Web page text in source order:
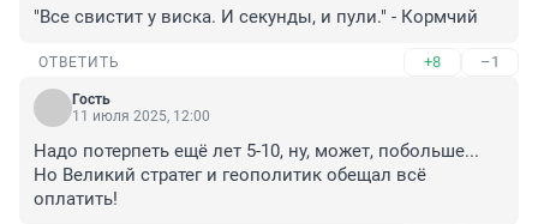
"Все свистит у виска. И секунды, и пули." - Кормчий
ОТВЕТИТЬ +8 –1
Гость
11 июля 2025, 12:00
Надо потерпеть ещё лет 5-10, ну, может, побольше...
Но Великий стратег и геополитик обещал всё
оплатить!